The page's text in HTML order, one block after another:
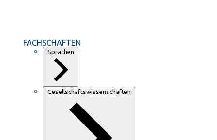
FACHSCHAFTEN
Sprachen
Gesellschaftswissenschaften